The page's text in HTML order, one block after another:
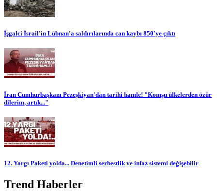
İşgalci İsrail'in Lübnan'a saldırılarında can kaybı 850'ye çıktı
İran Cumhurbaşkanı Pezeşkiyan'dan tarihi hamle! "Komşu ülkelerden özür
dilerim, artık..."
12. Yargı Paketi yolda... Denetimli serbestlik ve infaz sistemi değişebilir
Trend Haberler